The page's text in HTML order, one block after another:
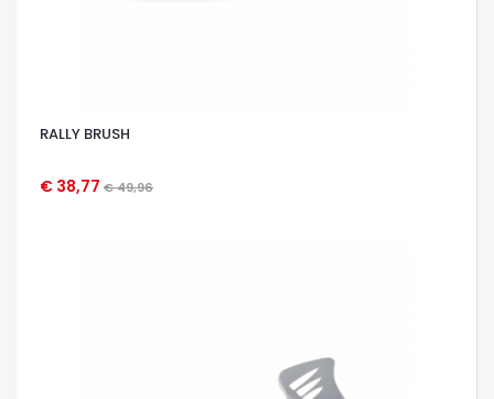
RALLY BRUSH
€ 38,77 € 49,96
OCCHIATA VELOCE